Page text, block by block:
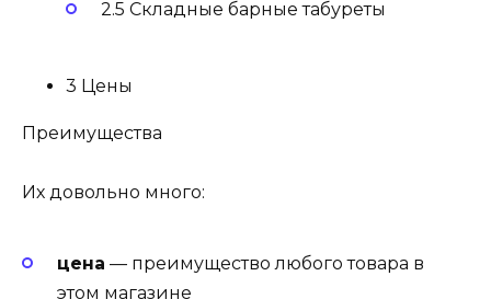
2.5 Складные барные табуреты
3 Цены
Преимущества
Их довольно много:
цена — преимущество любого товара в
этом магазине